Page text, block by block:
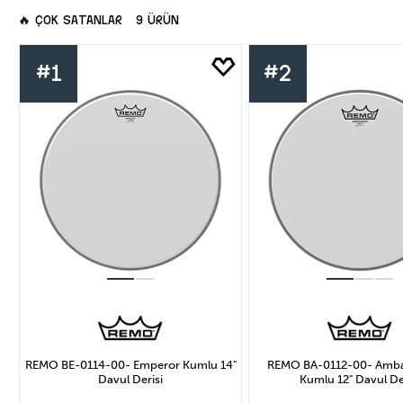
Şeffaf
Uygula
🔥 ÇOK SATANLAR 9 ÜRÜN
#1
REMO BE-0114-00- Emperor Kumlu 14"
Davul Derisi
#2
REMO BA-0112-00-
Kumlu 12" Davul